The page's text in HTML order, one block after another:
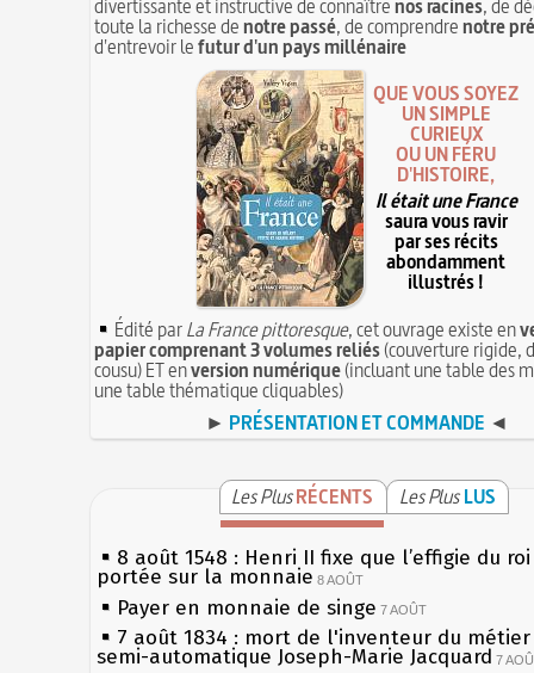
divertissante et instructive de connaîtrenos racines, de
toute la richesse denotre passé, de comprendrenotre
d'entrevoir lefutur d'un pays millénaire
QUE VOUS SOYEZ
UN SIMPLE
CURIEUX
OU UN FÉRU
D'HISTOIRE,
Il était une France
saura vous ravir
par ses récits
abondamment
illustrés !
Édité parLa France pittoresque, cet ouvrage existe en
papier comprenant 3 volumes reliés(couverture rigide,
cousu) ET enversion numérique(incluant une table des
une table thématique cliquables)
► PRÉSENTATION ET COMMANDE ◄
Les PlusRÉCENTS Les Plus LUS
8 août 1548 : Henri II fixe que l’effigie du
portée sur la monnaie 8 AOÛT
Payer en monnaie de singe 7 AOÛT
7 août 1834 : mort de l'inventeur du
semi-automatique Joseph-Marie Jacquard 7